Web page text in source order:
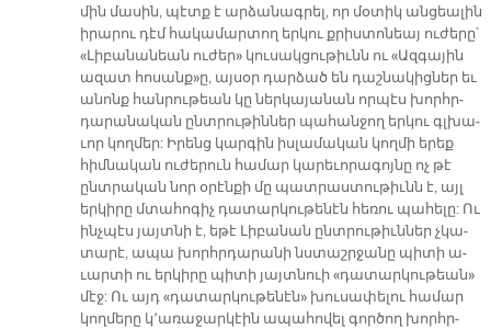
մին մա­սին, պէտք է ար­ձա­նագ­րել, որ մօ­տիկ ան­ցեա­լին
ի­րա­րու դէմ հա­կա­մար­տող եր­կու քրիս­տո­նեայ ու­ժե­րը՝
«Լի­բա­նա­նեան ու­ժե­ր» կու­սակ­ցու­թիւնն ու «Ազ­գա­յին
ա­զատ հո­սան­ք­»ը, այ­սօր դար­ձած են դաշ­նա­կից­ներ եւ
ա­նոնք հան­րու­թեան կը ներ­կա­յա­նան որ­պէս խորհր­
դա­րա­նա­կան ընտ­րու­թին­ներ պա­հան­ջող եր­կու գլխա­
ւոր կող­մեր: Ի­րենց կար­գին իս­լա­մա­կան կող­մի ե­րեք
հիմ­նա­կան ու­ժե­րուն հա­մար կա­րե­ւո­րա­գոյ­նը ոչ թէ
ընտ­րա­կան նոր օ­րէն­քի մը պատ­րաս­տու­թիւնն է, այլ
եր­կի­րը մտա­հո­գիչ դա­տար­կու­թե­նէն հե­ռու պա­հե­լը: Ու
ինչ­պէս յայտ­նի է, ե­թէ Լի­բա­նան ընտ­րու­թիւն­ներ չկա­
տա­րէ, ա­պա խորհր­դա­րա­նի նստաշր­ջա­նը պի­տի ա­
ւար­տի ու եր­կի­րը պի­տի յայտ­նուի «դա­տար­կու­թեա­ն»
մէջ: Ու այդ «դա­տար­կու­թե­նէ­ն» խու­սա­փե­լու հա­մար
կող­մե­րը կ­­՚ա­ռա­ջար­կէին ա­պա­հո­վել գոր­ծող խորհր­